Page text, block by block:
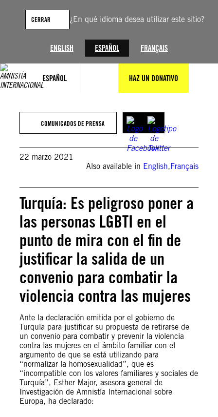
¿En qué idioma desea utilizar este sitio?
ENGLISH ESPAÑOL FRANÇAIS
CERRAR
ESPAÑOL HAZ UN DONATIVO
contenido
COMUNICADOS DE PRENSA
22 marzo 2021
Also available in English,Français
Turquía: Es peligroso poner a
las personas LGBTI en el
punto de mira con el fin de
justificar la salida de un
convenio para combatir la
violencia contra las mujeres
Ante la declaración emitida por el gobierno de
Turquía para justificar su propuesta de retirarse de
un convenio para combatir y prevenir la violencia
contra las mujeres en el ámbito familiar con el
argumento de que se está utilizando para
“normalizar la homosexualidad”, que es
“incompatible con los valores familiares y sociales de
Turquía”, Esther Major, asesora general de
Investigación de Amnistía Internacional sobre
Europa, ha declarado: